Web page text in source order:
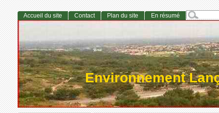
Environnement
Accueil du site Contact Plan du site En résumé